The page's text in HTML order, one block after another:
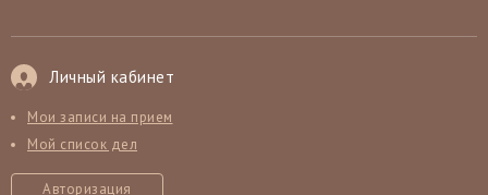
Личный кабинет
Мои записи на прием
Мой список дел
Авторизация